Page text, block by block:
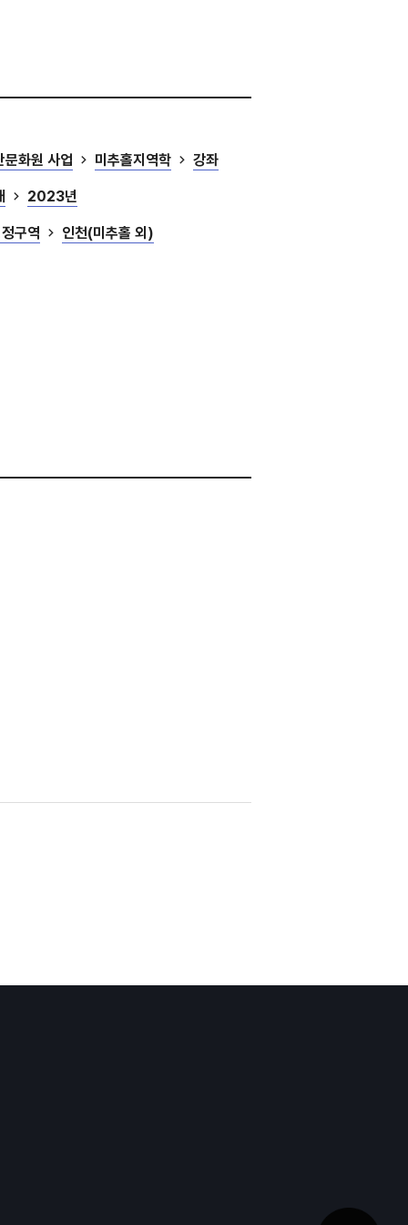
문화원 사업 미추홀지역학 강좌
2023년
구역 인천(미추홀 외)